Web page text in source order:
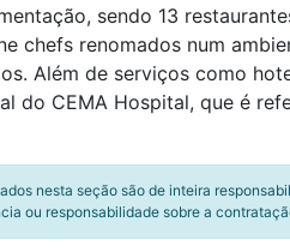
sendo 13
chefs renomados num
Além de serviços como
do CEMA Hospital, que é
nesta seção são de inteira
ou responsabilidade sobre a